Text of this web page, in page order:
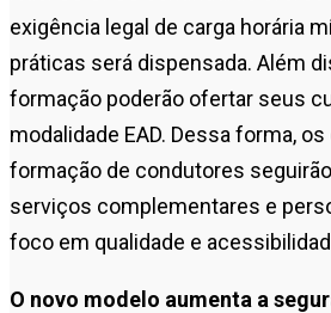
exigência legal de carga horária
práticas será dispensada. Além
formação poderão ofertar seus
modalidade EAD. Dessa forma,
formação de condutores
serviços complementares e
foco em qualidade e
O novo modelo aumenta a